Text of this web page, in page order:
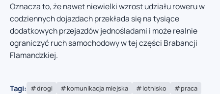
Oznacza to, że nawet niewielki wzrost udziału roweru w
codziennych dojazdach przekłada się na tysiące
dodatkowych przejazdów jednośladami i może realnie
ograniczyć ruch samochodowy w tej części Brabancji
Flamandzkiej.
Tagi: drogi komunikacja miejska lotnisko
praca